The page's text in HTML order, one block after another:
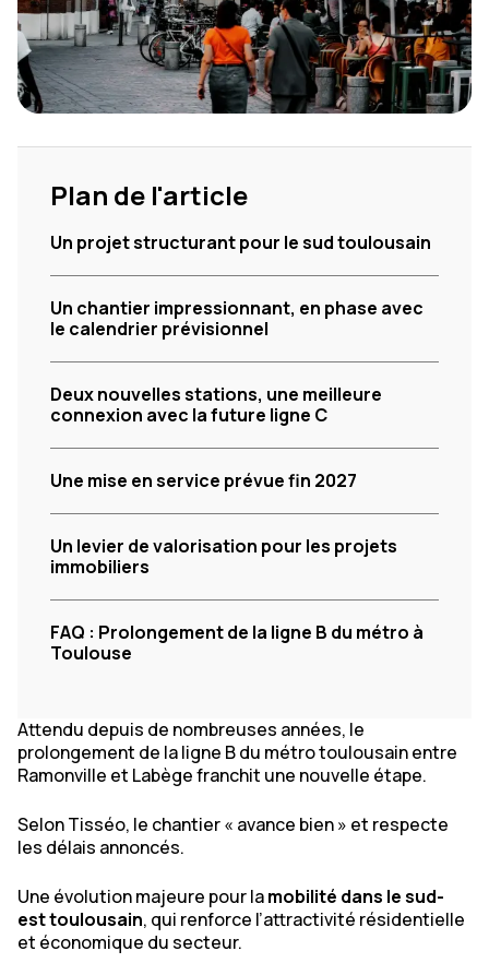
Plan de l'article
Un projet structurant pour le sud toulousain
Un chantier impressionnant, en phase avec
le calendrier prévisionnel
Deux nouvelles stations, une meilleure
connexion avec la future ligne C
Une mise en service prévue fin 2027
Un levier de valorisation pour les projets
immobiliers
FAQ : Prolongement de la ligne B du métro à
Toulouse
Attendu depuis de nombreuses années, le
prolongement de la ligne B du métro toulousain entre
Ramonville et Labège franchit une nouvelle étape.
Selon Tisséo, le chantier « avance bien» et respecte
les délais annoncés.
Une évolution majeure pour lamobilité dans le sud-
est toulousain, qui renforce l’attractivité résidentielle
et économique du secteur.